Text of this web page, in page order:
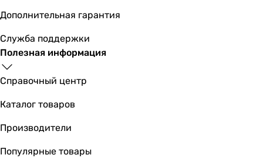
-
-
-
-
-
-
Подключение
Дополнительная гарантия
Служба поддержки
Полезная информация
Справочный центр
Каталог товаров
Производители
Популярные товары